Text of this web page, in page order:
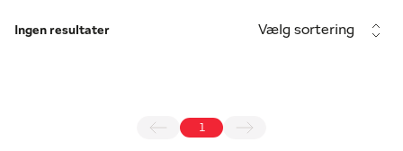
Ingen resultater Vælg sortering